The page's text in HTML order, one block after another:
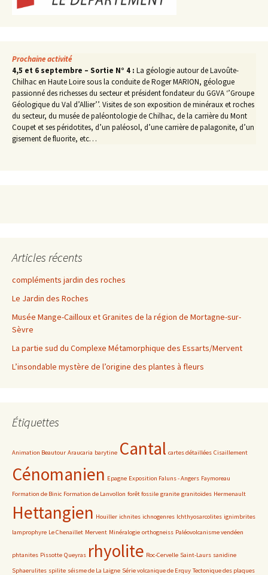
Prochaine activité
4,5 et 6 septembre – Sortie N° 4 : La géologie autour de Lavoûte-
Chilhac en Haute Loire sous la conduite de Roger MARION, géologue
passionné des richesses du secteur et président fondateur du GGVA ‘’Groupe
Géologique du Val d’Allier’’. Visites de son exposition de minéraux et roches
du secteur, du musée de paléontologie de Chilhac, de la carrière du Mont
Coupet et ses péridotites, d’un paléosol, d’une carrière de palagonite, d’un
gisement de fluorite, etc…
Articles récents
compléments jardin des roches
Le Jardin des Roches
Musée Mange-Cailloux et Granites de la région de Mortagne-sur-
Sèvre
La partie sud du Complexe Métamorphique des Essarts/Mervent
L’insondable mystère de l’origine des plantes à fleurs
Étiquettes
Animation Beautour Araucaria barytine Cantal cartes détaillées Cisaillement
Cénomanien Epagne Exposition Faluns - Angers Faymoreau
Formation de Binic Formation de Lanvollon forêt fossile granite granitoïdes Hermenault
Hettangien Houiller ichnites ichnogenres Ichthyosarcolites ignimbrites
lamprophyre Le Chenaillet Mervent Minéralogie orthogneiss Paléovolcanisme vendéen
phtanites Pissotte Queyras rhyolite Roc-Cervelle Saint-Laurs sanidine
Sphaerulites spilite séisme de La Laigne Série volcanique de Erquy Tectonique des plaques